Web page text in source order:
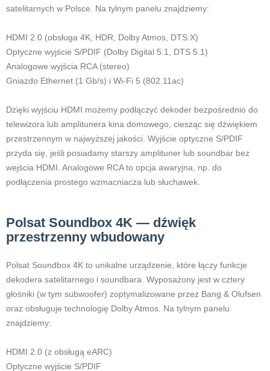
satelitarnych w Polsce. Na tylnym panelu znajdziemy:
HDMI 2.0 (obsługa 4K, HDR, Dolby Atmos, DTS:X)
Optyczne wyjście S/PDIF (Dolby Digital 5.1, DTS 5.1)
Analogowe wyjścia RCA (stereo)
Gniazdo Ethernet (1 Gb/s) i Wi-Fi 5 (802.11ac)
Dzięki wyjściu HDMI możemy podłączyć dekoder bezpośrednio do
telewizora lub amplitunera kina domowego, ciesząc się dźwiękiem
przestrzennym w najwyższej jakości. Wyjście optyczne S/PDIF
przyda się, jeśli posiadamy starszy amplituner lub soundbar bez
wejścia HDMI. Analogowe RCA to opcja awaryjna, np. do
podłączenia prostego wzmacniacza lub słuchawek.
Polsat Soundbox 4K — dźwięk
przestrzenny wbudowany
Polsat Soundbox 4K to unikalne urządzenie, które łączy funkcje
dekodera satelitarnego i soundbara. Wyposażony jest w cztery
głośniki (w tym subwoofer) zoptymalizowane przez Bang & Olufsen
oraz obsługuje technologię Dolby Atmos. Na tylnym panelu
znajdziemy:
HDMI 2.0 (z obsługą eARC)
Optyczne wyjście S/PDIF